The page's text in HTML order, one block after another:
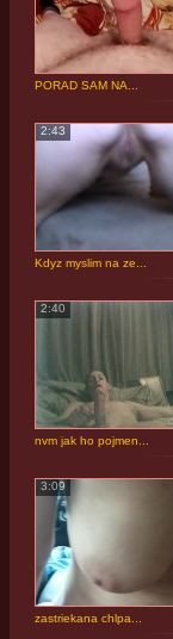
PORAD SAM NA...
2:43
Kdyz myslim na ze...
2:40
nvm jak ho pojmen...
3:09
zastriekana chlpa...